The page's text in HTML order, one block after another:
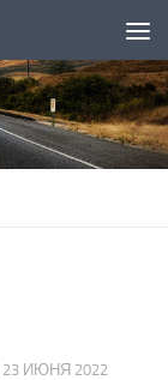
23 ИЮНЯ 2022